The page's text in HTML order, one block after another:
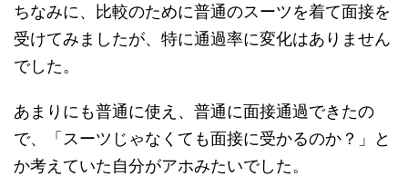
ちなみに、比較のために普通のスーツを着て面接を
受けてみましたが、特に通過率に変化はありません
でした。
あまりにも普通に使え、普通に面接通過できたの
で、「スーツじゃなくても面接に受かるのか？」と
か考えていた自分がアホみたいでした。